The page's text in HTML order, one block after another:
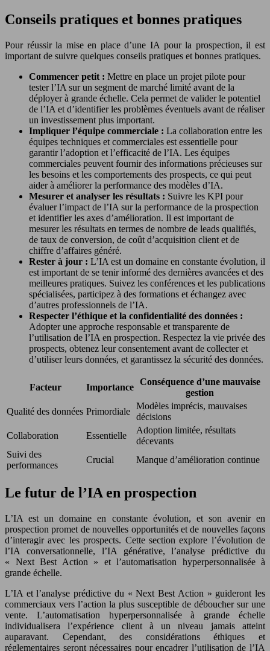
Conseils pratiques et bonnes pratiques
Pour réussir la mise en place d’une IA pour la prospection, il est
important de suivre quelques conseils pratiques et bonnes pratiques.
Commencer petit : Mettre en place un projet pilote pour
tester l’IA sur un segment de marché limité avant de la
déployer à grande échelle. Cela permet de valider le potentiel
de l’IA et d’identifier les problèmes éventuels avant de réaliser
un investissement plus important.
Impliquer l’équipe commerciale : La collaboration entre les
équipes techniques et commerciales est essentielle pour
garantir l’adoption et l’efficacité de l’IA. Les équipes
commerciales peuvent fournir des informations précieuses sur
les besoins et les comportements des prospects, ce qui peut
aider à améliorer la performance des modèles d’IA.
Mesurer et analyser les résultats : Suivre les KPI pour
évaluer l’impact de l’IA sur la performance de la prospection
et identifier les axes d’amélioration. Il est important de
mesurer les résultats en termes de nombre de leads qualifiés,
de taux de conversion, de coût d’acquisition client et de
chiffre d’affaires généré.
Rester à jour : L’IA est un domaine en constante évolution, il
est important de se tenir informé des dernières avancées et des
meilleures pratiques. Suivez les conférences et les publications
spécialisées, participez à des formations et échangez avec
d’autres professionnels de l’IA.
Respecter l’éthique et la confidentialité des données :
Adopter une approche responsable et transparente de
l’utilisation de l’IA en prospection. Respectez la vie privée des
prospects, obtenez leur consentement avant de collecter et
d’utiliser leurs données, et garantissez la sécurité des données.
Facteur Importance
Conséquence d’une mauvaise
gestion
Qualité des données Primordiale
Modèles imprécis, mauvaises
décisions
Collaboration
Essentielle
Adoption limitée, résultats
décevants
Suivi des
performances
Crucial Manque d’amélioration continue
Le futur de l’IA en prospection
L’IA est un domaine en constante évolution, et son avenir en
prospection promet de nouvelles opportunités et de nouvelles façons
d’interagir avec les prospects. Cette section explore l’évolution de
l’IA conversationnelle, l’IA générative, l’analyse prédictive du
« Next Best Action » et l’automatisation hyperpersonnalisée à
grande échelle.
L’IA et l’analyse prédictive du « Next Best Action » guideront les
commerciaux vers l’action la plus susceptible de déboucher sur une
vente. L’automatisation hyperpersonnalisée à grande échelle
individualisera l’expérience client à un niveau jamais atteint
auparavant. Cependant, des considérations éthiques et
réglementaires seront nécessaires pour encadrer l’utilisation de l’IA